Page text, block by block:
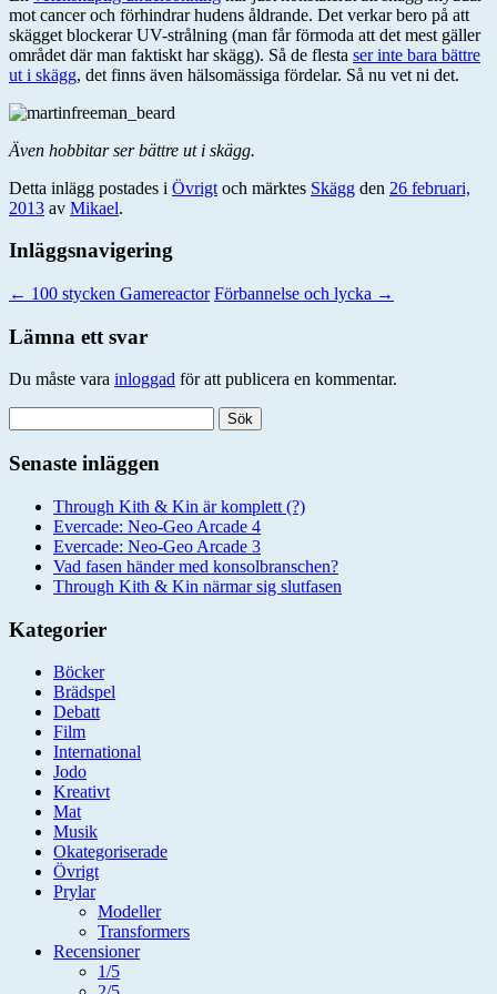
mot cancer och förhindrar hudens åldrande. Det verkar bero på att
skägget blockerar UV-strålning (man får förmoda att det mest gäller
området där man faktiskt har skägg). Så de flesta ser inte bara bättre
ut i skägg, det finns även hälsomässiga fördelar. Så nu vet ni det.
Även hobbitar ser bättre ut i skägg.
Detta inlägg postades i Övrigt och märktes Skägg den 26 februari,
2013 av Mikael.
Inläggsnavigering
← 100 stycken Gamereactor Förbannelse och lycka →
Lämna ett svar
Du måste vara inloggad för att publicera en kommentar.
efter:
Senaste inläggen
Through Kith & Kin är komplett (?)
Evercade: Neo-Geo Arcade 4
Evercade: Neo-Geo Arcade 3
Vad fasen händer med konsolbranschen?
Through Kith & Kin närmar sig slutfasen
Kategorier
Böcker
Brädspel
Debatt
Film
International
Jodo
Kreativt
Mat
Musik
Okategoriserade
Övrigt
Prylar
Modeller
Transformers
Recensioner
1/5